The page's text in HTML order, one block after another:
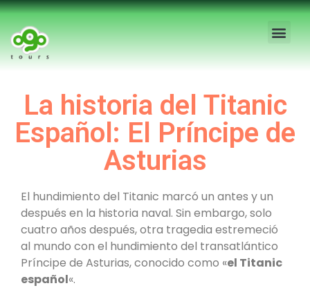
La historia del Titanic
Español: El Príncipe de
Asturias
El hundimiento del Titanic marcó un antes y un
después en la historia naval. Sin embargo, solo
cuatro años después, otra tragedia estremeció
al mundo con el hundimiento del transatlántico
Príncipe de Asturias, conocido como «el Titanic
español«.